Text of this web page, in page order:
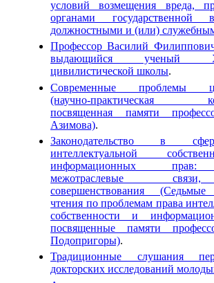
условий возмещения вреда,
органами государственной
должностными и (или)
Профессор Василий
выдающийся ученый
цивилистической школы.
Современные проблемы
(научно-практическая
посвященная памяти
Азимова).
Законодательство в
интеллектуальной
информационных прав:
межотраслевые
совершенствования
чтения по проблемам права
собственности и
посвященные памяти
Подопригоры).
Традиционные слушания
докторских исследований